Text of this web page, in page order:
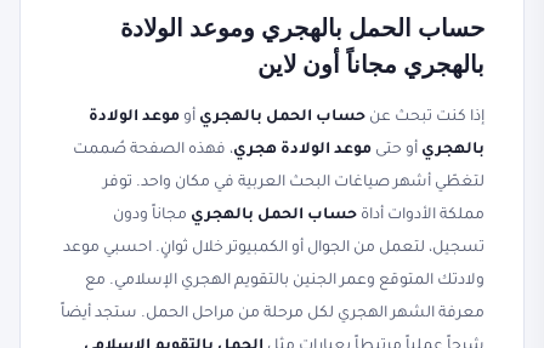
حساب الحمل بالهجري وموعد الولادة
بالهجري مجاناً أون لاين
إذا كنت تبحث عن حساب الحمل بالهجري أو موعد الولادة
بالهجري أو حتى موعد الولادة هجري، فهذه الصفحة صُممت
لتغطّي أشهر صياغات البحث العربية في مكان واحد. توفر
مملكة الأدوات أداة حساب الحمل بالهجري مجاناً ودون
تسجيل، لتعمل من الجوال أو الكمبيوتر خلال ثوانٍ. احسبي موعد
ولادتك المتوقع وعمر الجنين بالتقويم الهجري الإسلامي. مع
معرفة الشهر الهجري لكل مرحلة من مراحل الحمل. ستجد أيضاً